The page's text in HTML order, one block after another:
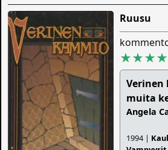
Ruusu
Verinen
muita
Angela
1994 |